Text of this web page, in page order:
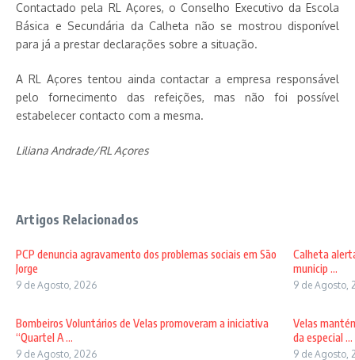
Contactado pela RL Açores, o Conselho Executivo da Escola
Básica e Secundária da Calheta não se mostrou disponível
para já a prestar declarações sobre a situação.
A RL Açores tentou ainda contactar a empresa responsável
pelo fornecimento das refeições, mas não foi possível
estabelecer contacto com a mesma.
Liliana Andrade/RL Açores
Artigos Relacionados
PCP denuncia agravamento dos problemas sociais em São
Jorge
9 de Agosto, 2026
Calheta
municip ...
9 de Agosto,
Bombeiros Voluntários de Velas promoveram a iniciativa
“Quartel A ...
9 de Agosto, 2026
Velas
da especial ...
9 de Agosto,